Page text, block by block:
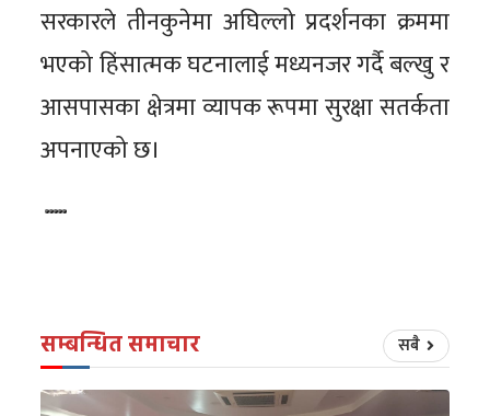
सरकारले तीनकुनेमा अघिल्लो प्रदर्शनका क्रममा
भएको हिंसात्मक घटनालाई मध्यनजर गर्दै बल्खु र
आसपासका क्षेत्रमा व्यापक रूपमा सुरक्षा सतर्कता
अपनाएको छ।
सम्बन्धित समाचार सबै